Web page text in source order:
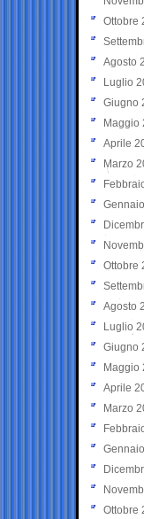
Ottobre
Agosto
Luglio
Giugno
Maggio
Aprile
Marzo
Ottobre
Agosto
Luglio
Giugno
Maggio
Aprile
Marzo
Ottobre